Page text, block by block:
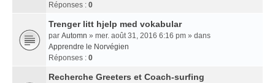
Réponses : 0
Trenger litt hjelp med vokabular
par Automn » mer. août 31, 2016 6:16 pm » dans
Apprendre le Norvégien
Réponses : 0
Recherche Greeters et Coach-surfing